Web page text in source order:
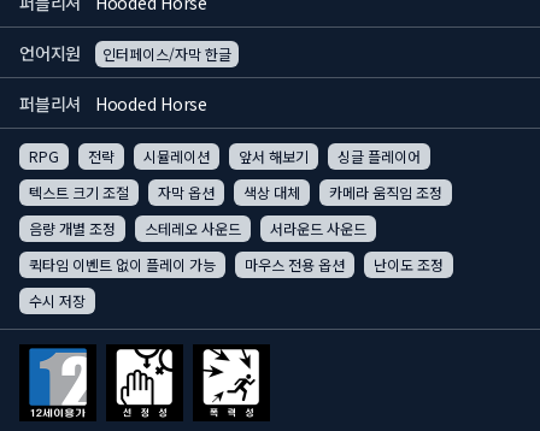
언어지원 인터페이스/자막 한글
퍼블리셔 Hooded Horse
RPG 전략 시뮬레이션 앞서 해보기
싱글 플레이어
텍스트 크기 조절
자막 옵션 색상 대체
카메라 움직임 조정
음량 개별 조정
스테레오 사운드
서라운드 사운드
퀵타임 이벤트 없이 플레이 가능
마우스 전용 옵션
난이도 조정
수시 저장